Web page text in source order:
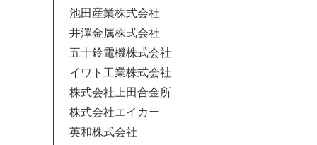
池田産業株式会社
井澤金属株式会社
五十鈴電機株式会社
イワト工業株式会社
株式会社上田合金所
株式会社エイカー
英和株式会社